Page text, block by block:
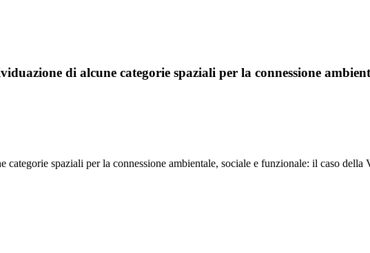
di alcune categorie spaziali per la connessione
spaziali per la connessione ambientale, sociale e funzionale: il caso della